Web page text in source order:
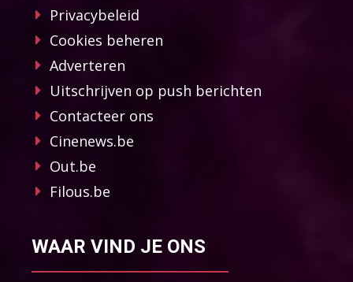
Privacybeleid
Cookies beheren
Adverteren
Uitschrijven op push berichten
Contacteer ons
Cinenews.be
Out.be
Filous.be
WAAR VIND JE ONS